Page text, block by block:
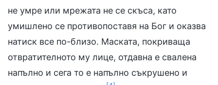
не умре или мрежата не се скъса, като
умишлено се противопоставя на Бог и оказва
натиск все по-близо. Маската, покриваща
отвратителното му лице, отдавна е свалена
напълно и сега то е напълно съкрушено и